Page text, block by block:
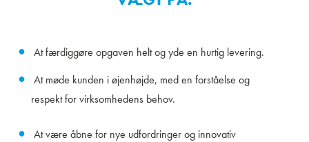
At færdiggøre opgaven helt og yde en hurtig levering.
At møde kunden i øjenhøjde, med en forståelse og
respekt for virksomhedens behov.
At være åbne for nye udfordringer og innovativ